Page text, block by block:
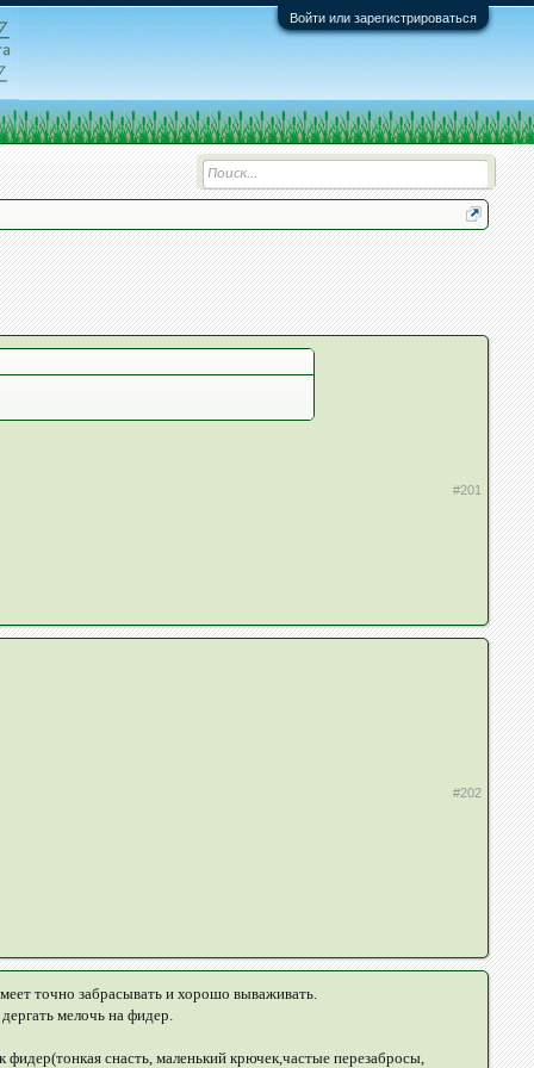
Войти или зарегистрироваться
#201
#202
точно забрасывать и хорошо вываживать.
мелочь на фидер.
снасть, маленький крючек,частые перезабросы,